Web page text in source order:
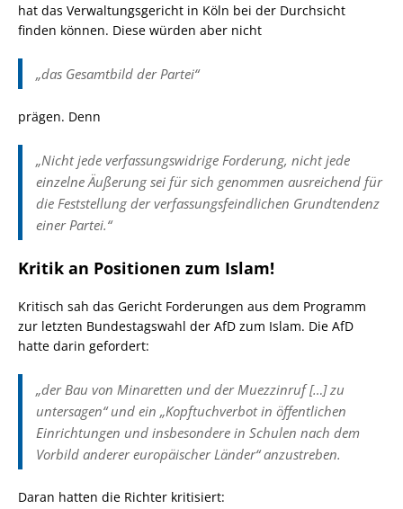
hat das Verwaltungsgericht in Köln bei der Durchsicht
finden können. Diese würden aber nicht
„das Gesamtbild der Partei“
prägen. Denn
„Nicht jede verfassungswidrige Forderung, nicht jede
einzelne Äußerung sei für sich genommen ausreichend für
die Feststellung der verfassungsfeindlichen Grundtendenz
einer Partei.“
Kritik an Positionen zum Islam!
Kritisch sah das Gericht Forderungen aus dem Programm
zur letzten Bundestagswahl der AfD zum Islam. Die AfD
hatte darin gefordert:
„der Bau von Minaretten und der Muezzinruf […] zu
untersagen“ und ein „Kopftuchverbot in öffentlichen
Einrichtungen und insbesondere in Schulen nach dem
Vorbild anderer europäischer Länder“ anzustreben.
Daran hatten die Richter kritisiert: